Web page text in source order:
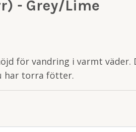
- Grey/Lime
för vandring i varmt väder.
har torra fötter.